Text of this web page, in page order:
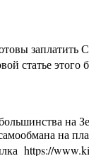
статье этого
на
на
https://